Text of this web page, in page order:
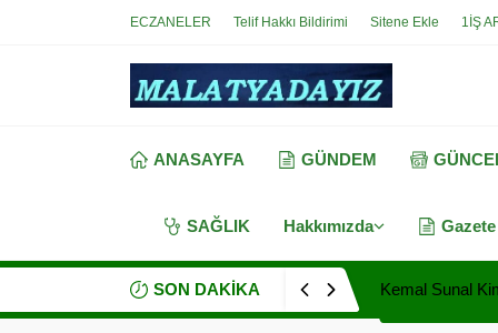
ECZANELER Telif Hakkı Bildirimi Sitene Ekle 1İŞ
ANASAYFA GÜNDEM
SAĞLIK Hakkımızda
SON DAKİKA Kemal Sunal